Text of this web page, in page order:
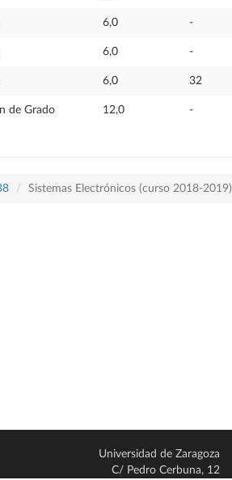
6,0 -
6,0 -
6,0 32
de Grado 12,0 -
Sistemas Electrónicos (curso 2018-2019)
Universidad de Zaragoza
C/ Pedro Cerbuna, 12